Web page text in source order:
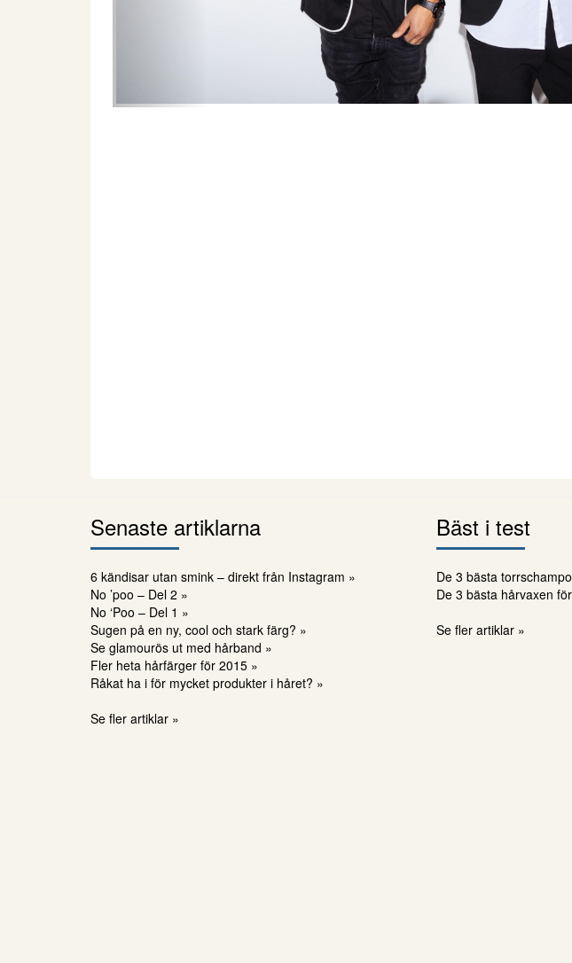
Senaste artiklarna
6 kändisar utan smink – direkt från Instagram »
No ’poo – Del 2 »
No ‘Poo – Del 1 »
Sugen på en ny, cool och stark färg? »
Se glamourös ut med hårband »
Fler heta hårfärger för 2015 »
Råkat ha i för mycket produkter i håret? »
Se fler artiklar »
Bäst i test
De 3 bästa
De 3 bästa hårvaxen
Se fler artiklar »